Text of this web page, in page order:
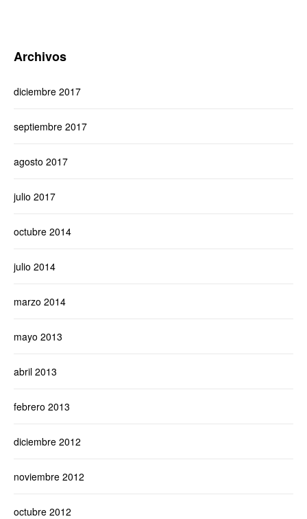
Archivos
diciembre 2017
septiembre 2017
agosto 2017
julio 2017
octubre 2014
julio 2014
marzo 2014
mayo 2013
abril 2013
febrero 2013
diciembre 2012
noviembre 2012
octubre 2012